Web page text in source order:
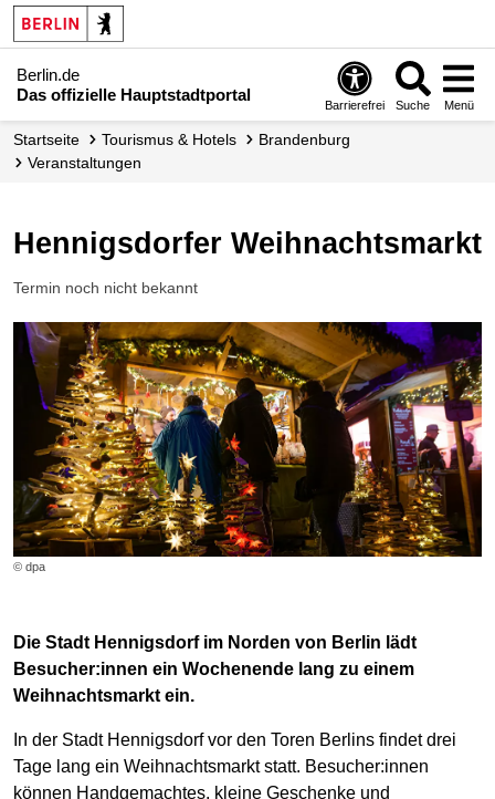
Berlin.de
Das offizielle Hauptstadtportal
Barrierefrei Suche Menü
Startseite Tourismus & Hotels
Brandenburg
Veranstaltungen
Hennigsdorfer Weihnachtsmarkt
Termin noch nicht bekannt
© dpa
Die Stadt Hennigsdorf im Norden von Berlin lädt
Besucher:innen ein Wochenende lang zu einem
Weihnachtsmarkt ein.
In der Stadt Hennigsdorf vor den Toren Berlins findet drei
Tage lang ein Weihnachtsmarkt statt. Besucher:innen
können Handgemachtes, kleine Geschenke und